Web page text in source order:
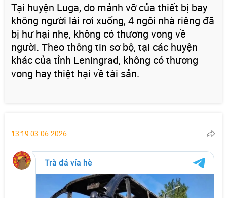
Tại huyện Luga, do mảnh vỡ của thiết bị bay
không người lái rơi xuống, 4 ngôi nhà riêng đã
bị hư hại nhẹ, không có thương vong về
người. Theo thông tin sơ bộ, tại các huyện
khác của tỉnh Leningrad, không có thương
vong hay thiệt hại về tài sản.
13:19 03.06.2026